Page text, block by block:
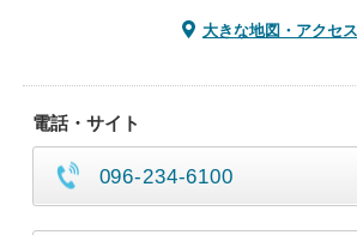
大きな地図・アクセス
電話・サイト
096-234-6100